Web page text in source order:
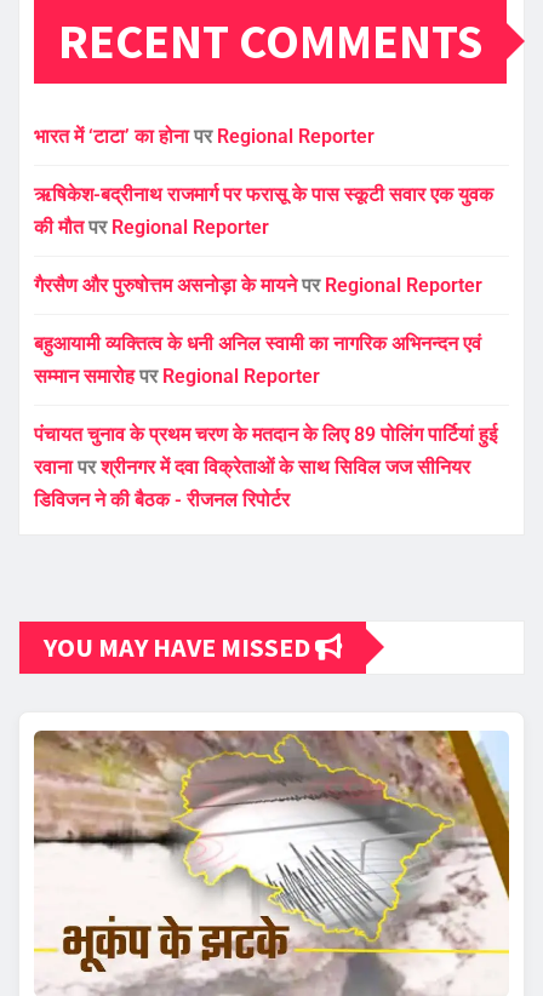
RECENT COMMENTS
भारत में ‘टाटा’ का होनापर Regional Reporter
ऋषिकेश-बद्रीनाथ राजमार्ग पर फरासू के पास स्कूटी सवार एक युवक
की मौतपर Regional Reporter
गैरसैण और पुरुषोत्तम असनोड़ा के मायनेपर Regional Reporter
बहुआयामी व्यक्तित्व के धनी अनिल स्वामी का नागरिक अभिनन्दन एवं
सम्मान समारोहपर Regional Reporter
पंचायत चुनाव के प्रथम चरण के मतदान के लिए 89 पोलिंग पार्टियां हुई
रवानापरश्रीनगर में दवा विक्रेताओं के साथ सिविल जज सीनियर
डिविजन ने की बैठक - रीजनल रिपोर्टर
YOU MAY HAVE MISSED